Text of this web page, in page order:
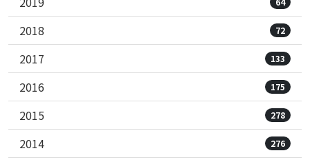
2018 72
2017 133
2016 175
2015 278
2014 276